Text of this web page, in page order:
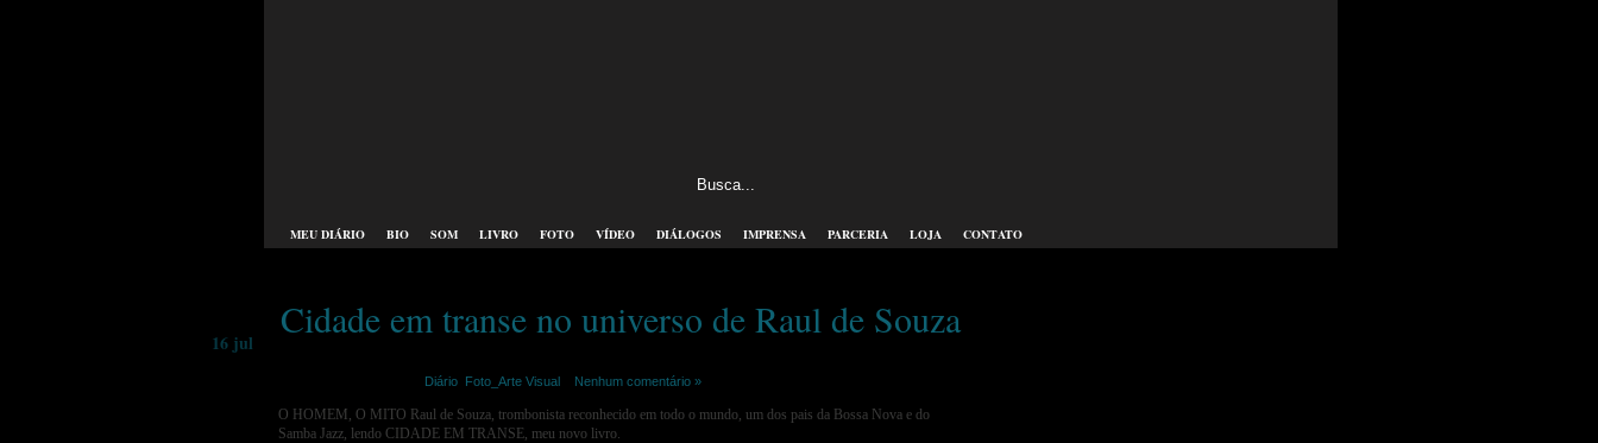
MEU DIÁRIO BIO SOM LIVRO FOTO VÍDEO DIÁLOGOS IMPRENSA PARCERIA LOJA CONTATO
Cidade em transe no universo de Raul de Souza
16 jul
Diário Foto_Arte Visual Nenhum comentário »
O HOMEM, O MITO Raul de Souza, trombonista reconhecido em todo o mundo, um dos pais da Bossa Nova e do
Samba Jazz, lendo CIDADE EM TRANSE, meu novo livro.